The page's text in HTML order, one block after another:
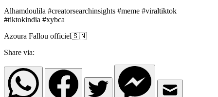
Alhamdoulila #creatorsearchinsights #meme #viraltiktok
#tiktokindia #xybca
Azoura Fallou officiel🇸🇳
Share via: